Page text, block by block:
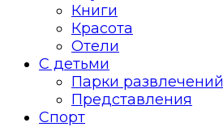
Книги
Красота
Отели
С детьми
Парки развлечений
Представления
Спорт